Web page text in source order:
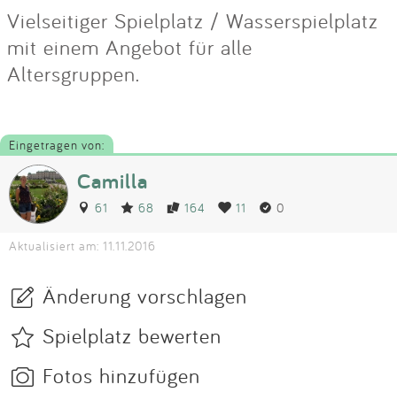
Vielseitiger Spielplatz / Wasserspielplatz
mit einem Angebot für alle
Altersgruppen.
Eingetragen von:
Camilla
61 68 164 11 0
Aktualisiert am: 11.11.2016
Änderung vorschlagen
Spielplatz bewerten
Fotos hinzufügen